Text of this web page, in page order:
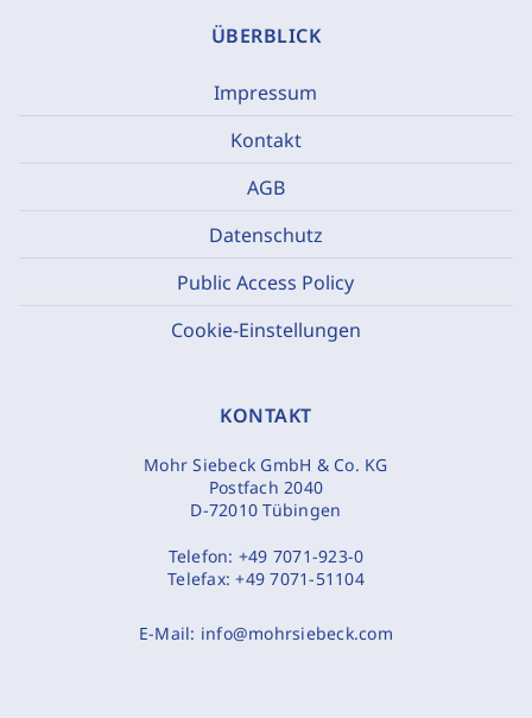
ÜBERBLICK
Impressum
Kontakt
AGB
Datenschutz
Public Access Policy
Cookie-Einstellungen
KONTAKT
Mohr Siebeck GmbH & Co. KG
Postfach 2040
D-72010 Tübingen
Telefon: +49 7071-923-0
Telefax:+49 7071-51104
E-Mail: info@mohrsiebeck.com